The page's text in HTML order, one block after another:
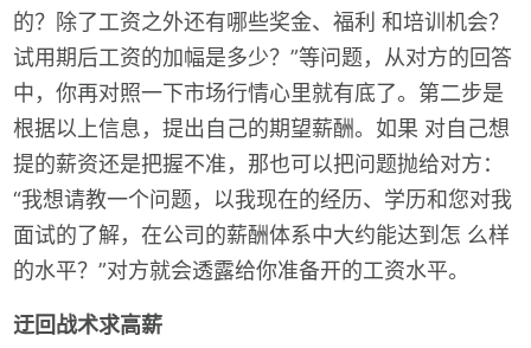
的？除了工资之外还有哪些奖金、福利 和培训机会？
试用期后工资的加幅是多少？”等问题，从对方的回答
中，你再对照一下市场行情心里就有底了。第二步是
根据以上信息，提出自己的期望薪酬。如果 对自己想
提的薪资还是把握不准，那也可以把问题抛给对方：
“我想请教一个问题，以我现在的经历、学历和您对我
面试的了解，在公司的薪酬体系中大约能达到怎 么样
的水平？”对方就会透露给你准备开的工资水平。
迂回战术求高薪